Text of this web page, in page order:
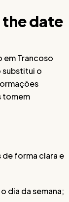
the date
em Trancoso
substitui o
tomem
de forma clara e
dia da semana;